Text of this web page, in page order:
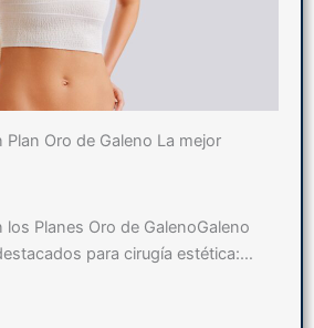
Oro de Galeno La mejor
Planes Oro de GalenoGaleno
para cirugía estética:…